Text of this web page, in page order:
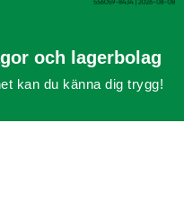
och lagerbolag
kan du känna dig trygg!